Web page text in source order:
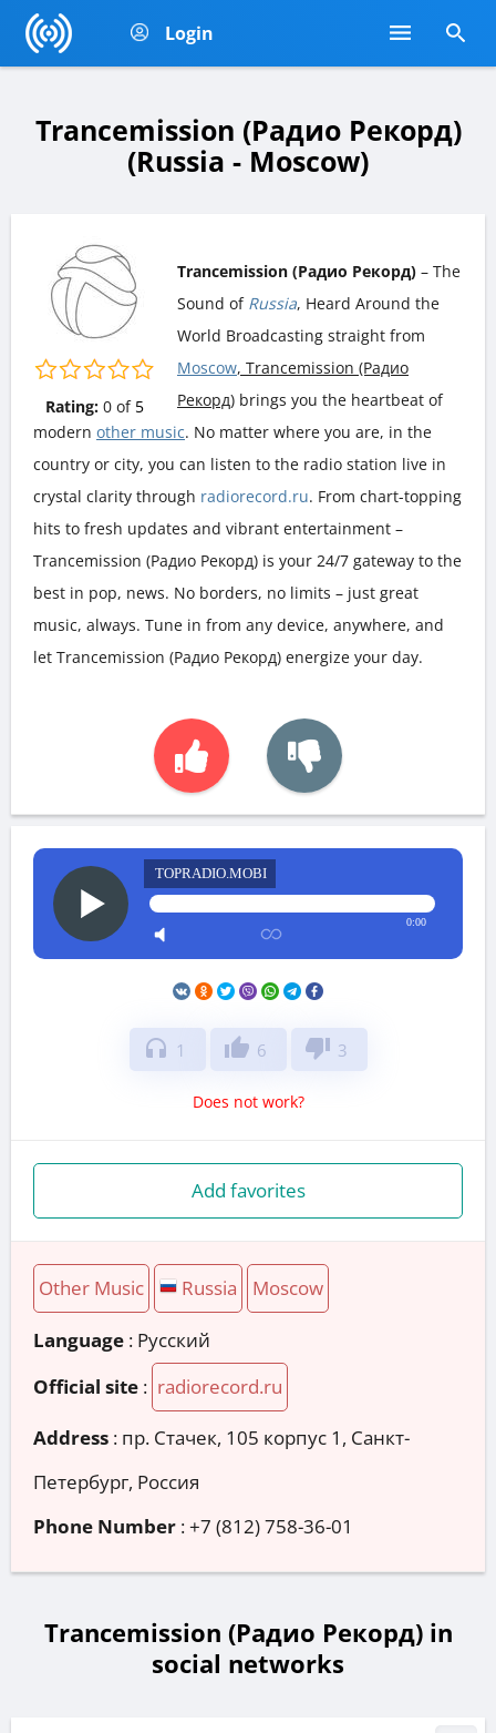
Login
Trancemission (Радио Рекорд)
(Russia - Moscow)
Rating: 0of 5
Trancemission (Радио Рекорд) – The
Sound of Russia, Heard Around the
World Broadcasting straight from
Moscow, Trancemission (Радио
Рекорд) brings you the heartbeat of
modern other music. No matter where you are, in the
country or city, you can listen to the radio station live in
crystal clarity through radiorecord.ru. From chart-topping
hits to fresh updates and vibrant entertainment –
Trancemission (Радио Рекорд) is your 24/7 gateway to the
best in pop, news. No borders, no limits – just great
music, always. Tune in from any device, anywhere, and
let Trancemission (Радио Рекорд) energize your day.
TOPRADIO.MOBI
0:00
headphones 1 thumb_up 6 thumb_down 3
Does not work?
Add favorites
Other Music Russia Moscow
Language : Русский
Official site : radiorecord.ru
Address : пр. Стачек, 105 корпус 1, Санкт-
Петербург, Россия
Phone Number :+7 (812) 758-36-01
Trancemission (Радио Рекорд) in
social networks